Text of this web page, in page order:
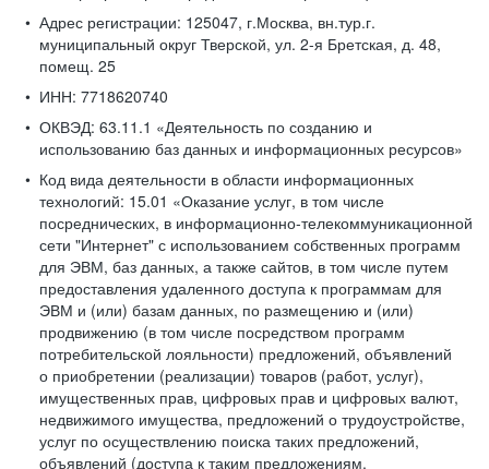
Адрес регистрации: 125047, г.Москва, вн.тур.г.
муниципальный округ Тверской, ул. 2-я Бретская, д. 48,
помещ. 25
ИНН: 7718620740
ОКВЭД: 63.11.1 «Деятельность по созданию и
использованию баз данных и информационных ресурсов»
Код вида деятельности в области информационных
технологий: 15.01 «Оказание услуг, в том числе
посреднических, в информационно-телекоммуникационной
сети "Интернет" с использованием собственных программ
для ЭВМ, баз данных, а также сайтов, в том числе путем
предоставления удаленного доступа к программам для
ЭВМ и (или) базам данных, по размещению и (или)
продвижению (в том числе посредством программ
потребительской лояльности) предложений, объявлений
о приобретении (реализации) товаров (работ, услуг),
имущественных прав, цифровых прав и цифровых валют,
недвижимого имущества, предложений о трудоустройстве,
услуг по осуществлению поиска таких предложений,
объявлений (доступа к таким предложениям,